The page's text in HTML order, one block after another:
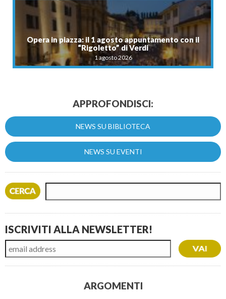
Opera in piazza: il 1 agosto appuntamento con il
“Rigoletto” di Verdi
1 agosto 2026
APPROFONDISCI:
NEWS SU BIBLIOTECA
NEWS SU EVENTI
ISCRIVITI ALLA NEWSLETTER!
ARGOMENTI